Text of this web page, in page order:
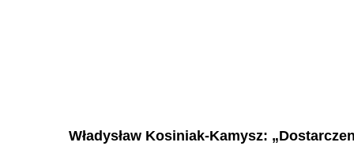
Władysław Kosiniak-Kamysz: